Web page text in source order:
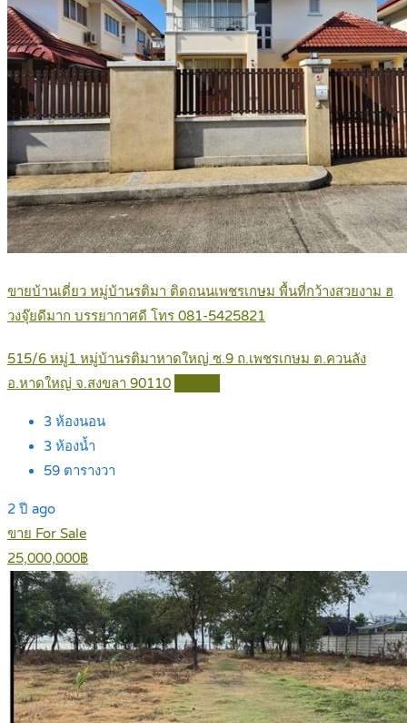
ขายบ้านเดี่ยว หมู่บ้านรติมา ติดถนนเพชรเกษม พื้นที่กว้างสวยงาม ฮ
วงจุ๊ยดีมาก บรรยากาศดี โทร 081-5425821
515/6 หมู่1 หมู่บ้านรติมาหาดใหญ่ ซ.9 ถ.เพชรเกษม ต.ควนลัง
อ.หาดใหญ่ จ.สงขลา 90110
3 ห้องนอน
3 ห้องน้ำ
59 ตารางวา
2 ปี ago
ขาย For Sale
25,000,000฿